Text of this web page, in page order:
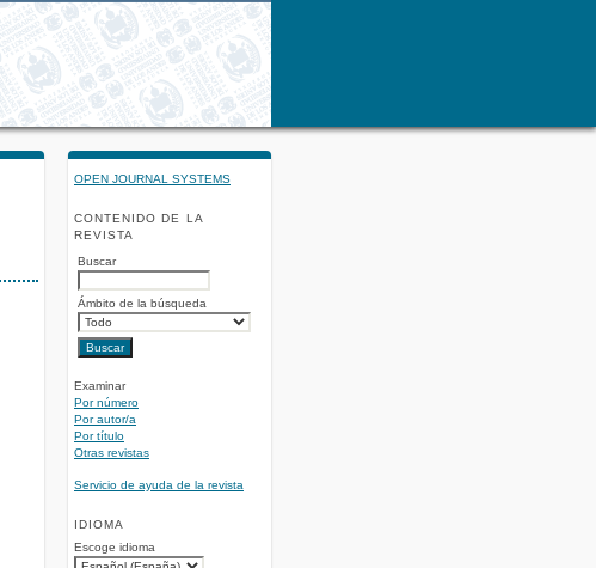
OPEN JOURNAL SYSTEMS
CONTENIDO DE LA
REVISTA
Buscar
Ámbito de la búsqueda
Examinar
Por número
Por autor/a
Por título
Otras revistas
Servicio de ayuda de la revista
IDIOMA
Escoge idioma